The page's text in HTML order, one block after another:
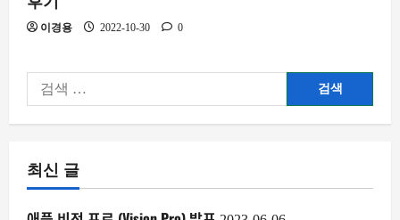
이경용 2022-10-30 0
색:
최신 글